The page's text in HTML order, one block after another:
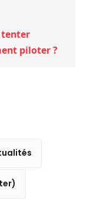
piloter ?